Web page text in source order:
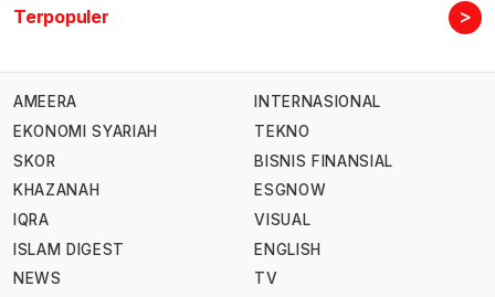
Terpopuler >
AMEERA
EKONOMI SYARIAH
SKOR
KHAZANAH
IQRA
ISLAM DIGEST
NEWS
INTERNASIONAL
TEKNO
BISNIS FINANSIAL
ESGNOW
VISUAL
ENGLISH
TV